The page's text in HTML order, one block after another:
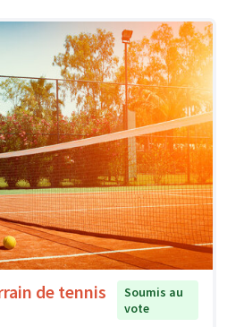
de tennis
Soumis au
vote